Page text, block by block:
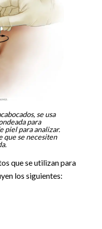
se usa
para
piel para analizar.
que se necesiten
que se utilizan para
los siguientes: